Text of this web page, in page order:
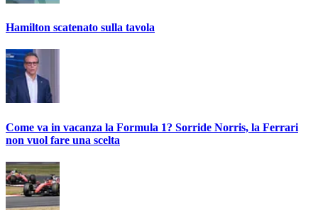
Hamilton scatenato sulla tavola
Come va in vacanza la Formula 1? Sorride Norris, la Ferrari
non vuol fare una scelta